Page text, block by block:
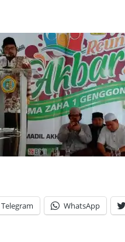
Telegram WhatsApp